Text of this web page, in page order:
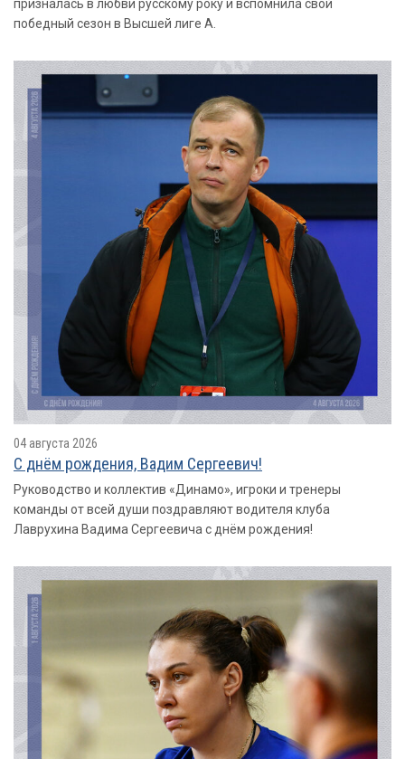
призналась в любви русскому року и вспомнила свой
победный сезон в Высшей лиге А.
04 августа 2026
С днём рождения, Вадим Сергеевич!
Руководство и коллектив «Динамо», игроки и тренеры
команды от всей души поздравляют водителя клуба
Лаврухина Вадима Сергеевича с днём рождения!